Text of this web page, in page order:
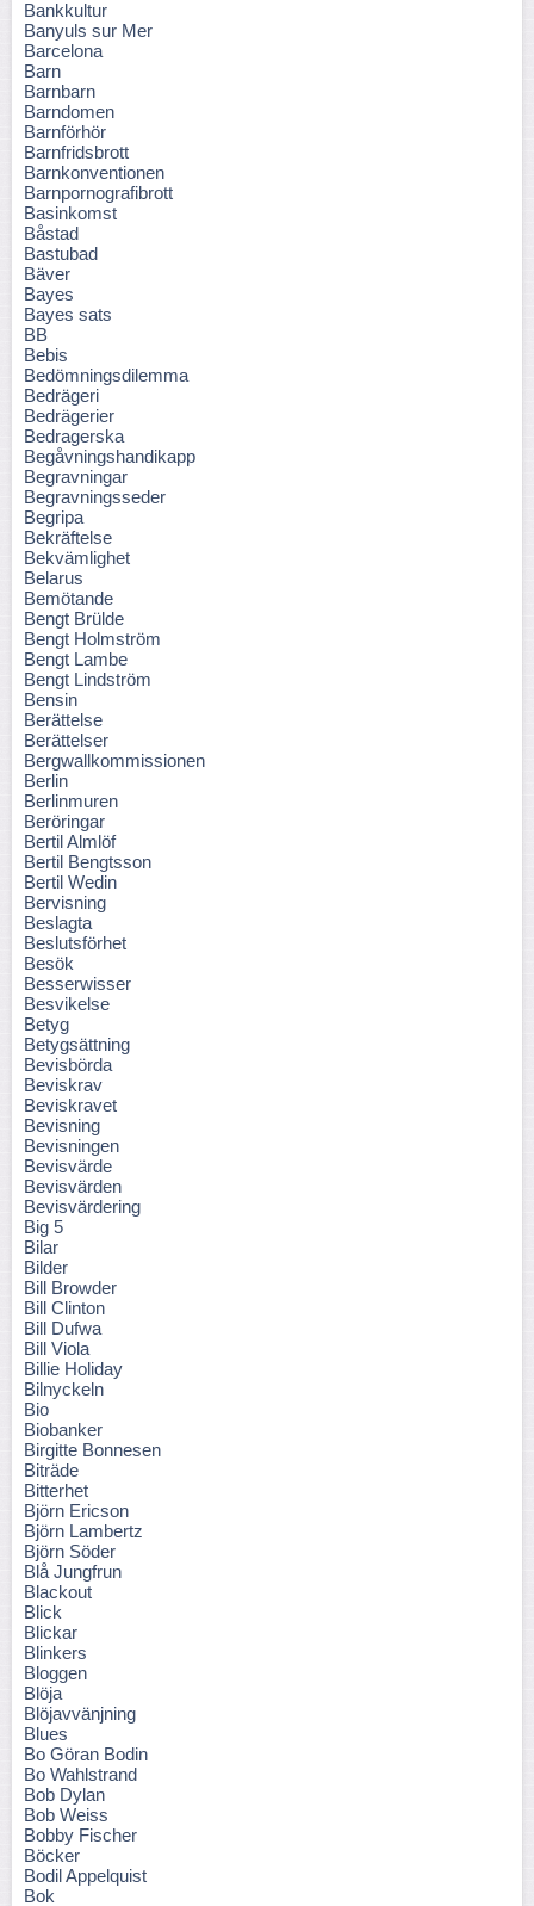
Bankkultur
Banyuls sur Mer
Barcelona
Barn
Barnbarn
Barndomen
Barnförhör
Barnfridsbrott
Barnkonventionen
Barnpornografibrott
Basinkomst
Båstad
Bastubad
Bäver
Bayes
Bayes sats
BB
Bebis
Bedömningsdilemma
Bedrägeri
Bedrägerier
Bedragerska
Begåvningshandikapp
Begravningar
Begravningsseder
Begripa
Bekräftelse
Bekvämlighet
Belarus
Bemötande
Bengt Brülde
Bengt Holmström
Bengt Lambe
Bengt Lindström
Bensin
Berättelse
Berättelser
Bergwallkommissionen
Berlin
Berlinmuren
Beröringar
Bertil Almlöf
Bertil Bengtsson
Bertil Wedin
Bervisning
Beslagta
Beslutsförhet
Besök
Besserwisser
Besvikelse
Betyg
Betygsättning
Bevisbörda
Beviskrav
Beviskravet
Bevisning
Bevisningen
Bevisvärde
Bevisvärden
Bevisvärdering
Big 5
Bilar
Bilder
Bill Browder
Bill Clinton
Bill Dufwa
Bill Viola
Billie Holiday
Bilnyckeln
Bio
Biobanker
Birgitte Bonnesen
Biträde
Bitterhet
Björn Ericson
Björn Lambertz
Björn Söder
Blå Jungfrun
Blackout
Blick
Blickar
Blinkers
Bloggen
Blöja
Blöjavvänjning
Blues
Bo Göran Bodin
Bo Wahlstrand
Bob Dylan
Bob Weiss
Bobby Fischer
Böcker
Bodil Appelquist
Bok